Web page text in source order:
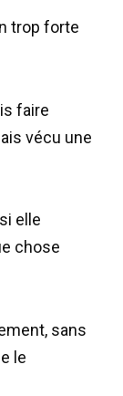
trop forte
faire
vécu une
elle
chose
sans
le